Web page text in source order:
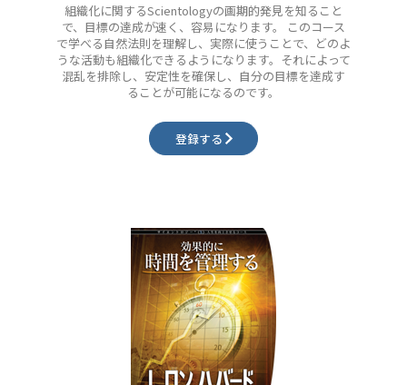
組織化に関するScientologyの画期的発見を知ること
で、目標の達成が速く、容易になります。 このコース
で学べる自然法則を理解し、実際に使うことで、どのよ
うな活動も組織化できるようになります。それによって
混乱を排除し、安定性を確保し、自分の目標を達成す
ることが可能になるのです。
登録する